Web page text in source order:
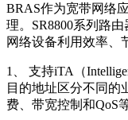
BRAS作为宽带网络
理。SR8800系列路
网络设备利用效率、
1、 支持iTA（
目的地址区分不同的
费、带宽控制和QoS